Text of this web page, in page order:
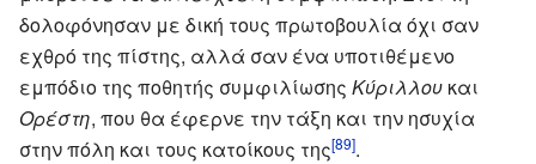
δολοφόνησαν με δική τους πρωτοβουλία όχι σαν
εχθρό της πίστης, αλλά σαν ένα υποτιθέμενο
εμπόδιο της ποθητής συμφιλίωσης Κύριλλου και
Ορέστη, που θα έφερνε την τάξη και την ησυχία
στην πόλη και τους κατοίκους της[89].